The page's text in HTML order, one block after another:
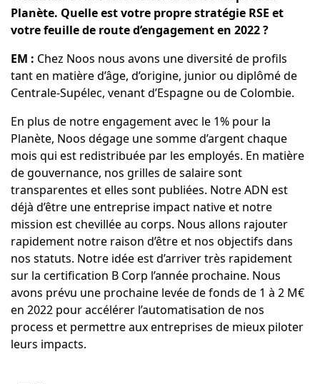
Planète. Quelle est votre propre stratégie RSE et
votre feuille de route d’engagement en 2022 ?
EM : Chez Noos nous avons une diversité de profils
tant en matière d’âge, d’origine, junior ou diplômé de
Centrale-Supélec, venant d’Espagne ou de Colombie.
En plus de notre engagement avec le 1% pour la
Planète, Noos dégage une somme d’argent chaque
mois qui est redistribuée par les employés. En matière
de gouvernance, nos grilles de salaire sont
transparentes et elles sont publiées. Notre ADN est
déjà d’être une entreprise impact native et notre
mission est chevillée au corps. Nous allons rajouter
rapidement notre raison d’être et nos objectifs dans
nos statuts. Notre idée est d’arriver très rapidement
sur la certification B Corp l’année prochaine. Nous
avons prévu une prochaine levée de fonds de 1 à 2 M€
en 2022 pour accélérer l’automatisation de nos
process et permettre aux entreprises de mieux piloter
leurs impacts.